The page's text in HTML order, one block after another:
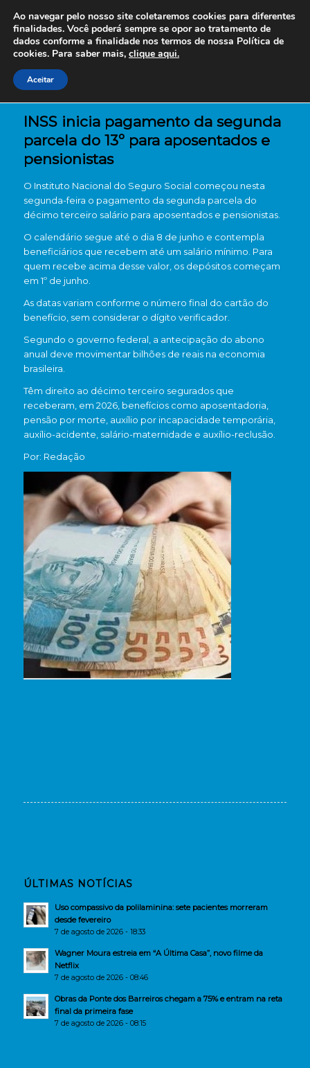
INSS inicia pagamento da segunda
parcela do 13º para aposentados e
pensionistas
O Instituto Nacional do Seguro Social começou nesta
segunda-feira o pagamento da segunda parcela do
décimo terceiro salário para aposentados e pensionistas.
O calendário segue até o dia 8 de junho e contempla
beneficiários que recebem até um salário mínimo. Para
quem recebe acima desse valor, os depósitos começam
em 1º de junho.
As datas variam conforme o número final do cartão do
benefício, sem considerar o dígito verificador.
Segundo o governo federal, a antecipação do abono
anual deve movimentar bilhões de reais na economia
brasileira.
Têm direito ao décimo terceiro segurados que
receberam, em 2026, benefícios como aposentadoria,
pensão por morte, auxílio por incapacidade temporária,
auxílio-acidente, salário-maternidade e auxílio-reclusão.
Por: Redação
ÚLTIMAS NOTÍCIAS
Uso compassivo da polilaminina: sete pacientes morreram
desde fevereiro
7 de agosto de 2026 - 18:33
Wagner Moura estreia em “A Última Casa”, novo filme da
Netflix
7 de agosto de 2026 - 08:46
Obras da Ponte dos Barreiros chegam a 75% e entram na reta
final da primeira fase
7 de agosto de 2026 - 08:15
Ao navegar pelo nosso site coletaremos cookies para diferentes
finalidades. Você poderá sempre se opor ao tratamento de
dados conforme a finalidade nos termos de nossa Política de
cookies. Para saber mais, clique aqui.
Aceitar